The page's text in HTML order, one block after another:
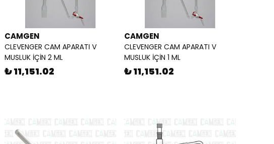
CAMGEN
CLEVENGER CAM APARATI V
MUSLUK İÇİN 2 ML
₺ 11,151.02
CAMGEN
CLEVENGER CAM APARATI V
MUSLUK İÇİN 1 ML
₺ 11,151.02